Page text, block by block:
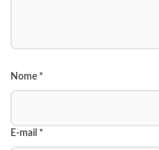
Nome *
E-mail *